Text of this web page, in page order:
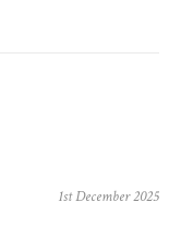
1st December 2025